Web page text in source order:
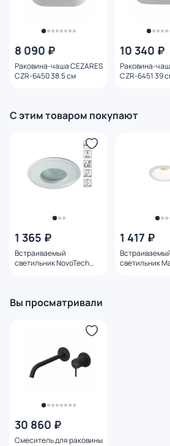
8 090 ₽
Раковина-чаша CEZARES
CZR-6450 38.5 см
10 340 ₽
Раковина-
CZR-6451 39
С этим товаром покупают
1 365 ₽
Встраиваемый
светильник NovoTech
1 417 ₽
Встраиваемый
светильник
Вы просматривали
30 860 ₽
Смеситель для раковины